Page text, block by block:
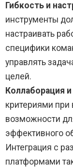
Гибкость и
инструменты
настраивать
специфики
управлять
целей.
Коллаборация
критериями
возможности
эффективного
Интеграция с
платформами